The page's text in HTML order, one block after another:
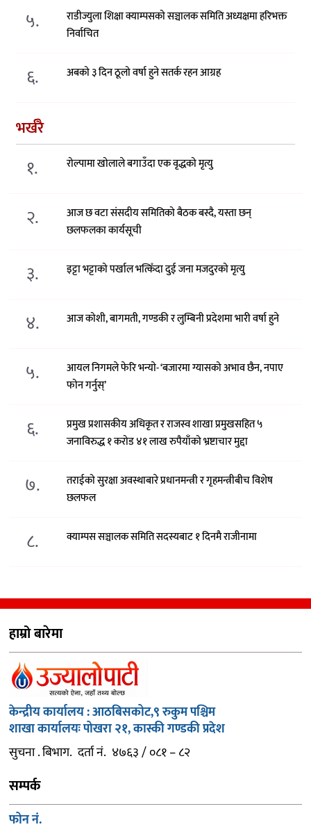
५.
राडीज्युला शिक्षा क्याम्पसको सञ्चालक समिति अध्यक्षमा हरिभक्त
निर्वाचित
६. अबको ३ दिन ठूलो वर्षा हुने सतर्क रहन आग्रह
भर्खरै
१. रोल्पामा खोलाले बगाउँदा एक वृद्धको मृत्यु
२.
आज छ वटा संसदीय समितिको बैठक बस्दै, यस्ता छन्
छलफलका कार्यसूची
३. इट्टा भट्टाको पर्खाल भत्किँदा दुई जना मजदुरको मृत्यु
४. आज कोशी, बागमती, गण्डकी र लुम्बिनी प्रदेशमा भारी वर्षा हुने
५.
आयल निगमले फेरि भन्याे- ‘बजारमा ग्यासको अभाव छैन, नपाए
फोन गर्नुस्’
६.
प्रमुख प्रशासकीय अधिकृत र राजस्व शाखा प्रमुखसहित ५
जनाविरुद्ध १ करोड ४१ लाख रुपैयाँको भ्रष्टाचार मुद्दा
७.
तराईको सुरक्षा अवस्थाबारे प्रधानमन्त्री र गृहमन्त्रीबीच विशेष
छलफल
८. क्याम्पस सञ्चालक समिति सदस्यबाट १ दिनमै राजीनामा
हाम्रो बारेमा
केन्द्रीय कार्यालय : आठबिसकोट,९ रुकुम पश्चिम
शाखा कार्यालयः पोखरा २१, कास्की गण्डकी प्रदेश
सुचना . बिभाग. दर्ता नं. ४७६३ / ०८१ – ८२
सम्पर्क
फोन नं.